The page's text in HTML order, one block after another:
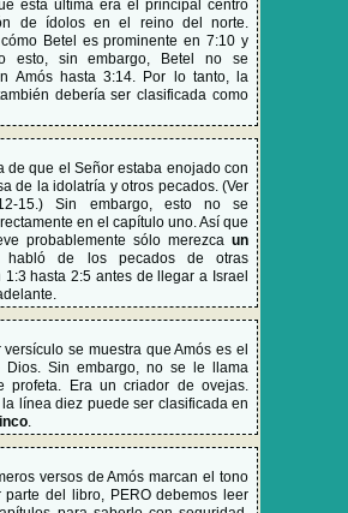
esta última era el principal centro
de ídolos en el reino del norte.
Betel es prominente en 7:10 y
esto, sin embargo, Betel no se
Amós hasta 3:14. Por lo tanto, la
debería ser clasificada como
de que el Señor estaba enojado con
de la idolatría y otros pecados. (Ver
15.) Sin embargo, esto no se
en el capítulo uno. Así que
probablemente sólo merezca un
habló de los pecados de otras
hasta 2:5 antes de llegar a Israel
versículo se muestra que Amós es el
Dios. Sin embargo, no se le llama
profeta. Era un criador de ovejas.
la línea diez puede ser clasificada en
.
versos de Amós marcan el tono
parte del libro, PERO debemos leer